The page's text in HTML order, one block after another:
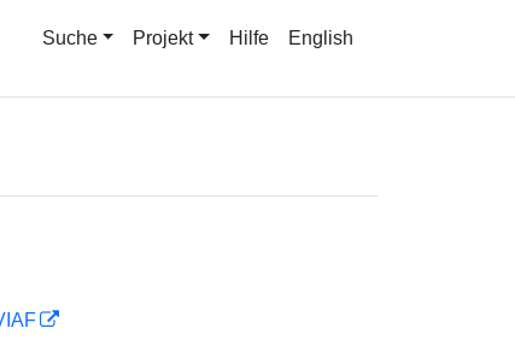
Suche Projekt Hilfe English